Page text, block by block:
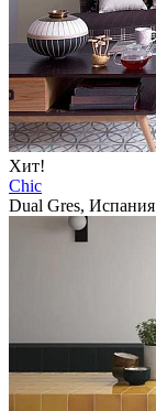
Хит!
Chic
Dual Gres, Испания